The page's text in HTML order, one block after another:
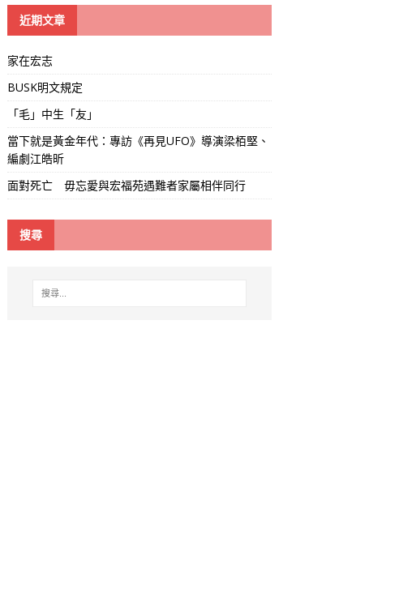
線
近期文章
家在宏志
BUSK明文規定
「毛」中生「友」
當下就是黃金年代：專訪《再見UFO》導演梁栢堅、
編劇江皓昕
面對死亡 毋忘愛與宏福苑遇難者家屬相伴同行
搜尋